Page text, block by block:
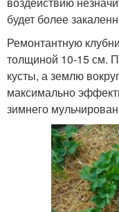
будет более
Ремонтантную
толщиной 10-15 см.
кусты, а землю
максимально
зимнего